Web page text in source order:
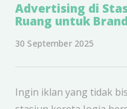
Advertising di
Ruang untuk
30 September 2025
Ingin iklan yang tidak